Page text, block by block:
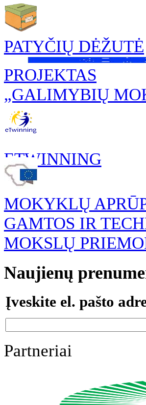
PATYČIŲ DĖŽUTĖ
PROJEKTAS
„GALIMYBIŲ
ETWINNING
MOKYKLŲ
GAMTOS IR
MOKSLŲ
Naujienų
Įveskite el. pašto
Partneriai